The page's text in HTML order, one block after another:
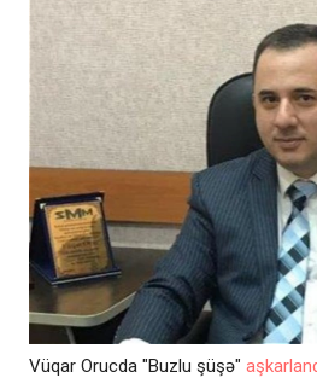
Vüqar Orucda "Buzlu şüşə"